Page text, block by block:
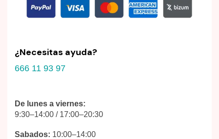
¿Necesitas ayuda?
666 11 93 97
De lunes a viernes:
9:30–14:00 / 17:00–20:30
Sabados: 10:00–14:00